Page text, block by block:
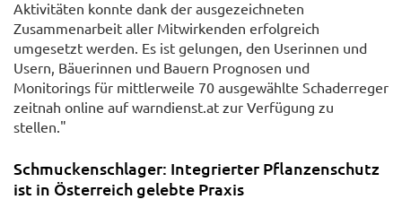
Aktivitäten konnte dank der ausgezeichneten
Zusammenarbeit aller Mitwirkenden erfolgreich
umgesetzt werden. Es ist gelungen, den Userinnen und
Usern, Bäuerinnen und Bauern Prognosen und
Monitorings für mittlerweile 70 ausgewählte Schaderreger
zeitnah online auf warndienst.at zur Verfügung zu
stellen."
Schmuckenschlager: Integrierter Pflanzenschutz
ist in Österreich gelebte Praxis